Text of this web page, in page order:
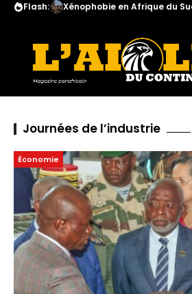
Flash: Xénophobie en Afrique du
Journées de l’industrie
Économie